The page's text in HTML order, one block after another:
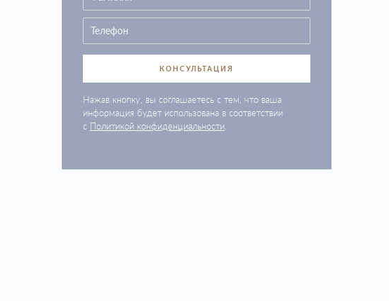
КОНСУЛЬТАЦИЯ
Нажав кнопку, вы соглашаетесь с тем, что ваша
информация будет использована в соответствии
с Политикой конфиденциальности